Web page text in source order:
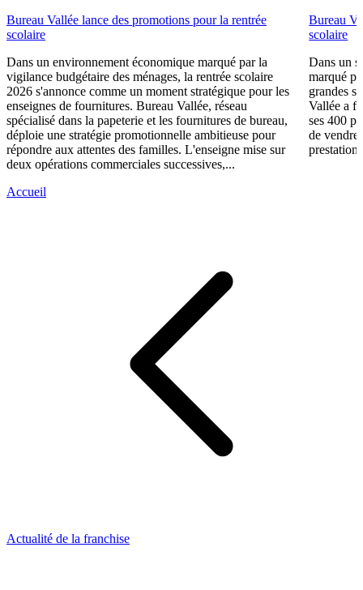
Bureau Vallée lance des promotions pour la rentrée
scolaire
Dans un environnement économique marqué par la
vigilance budgétaire des ménages, la rentrée scolaire
2026 s'annonce comme un moment stratégique pour les
enseignes de fournitures. Bureau Vallée, réseau
spécialisé dans la papeterie et les fournitures de bureau,
déploie une stratégie promotionnelle ambitieuse pour
répondre aux attentes des familles. L'enseigne mise sur
deux opérations commerciales successives,...
Bureau
scolaire
Dans un
marqué
grandes
Vallée a
ses 400
de vendre
Accueil
Actualité de la franchise